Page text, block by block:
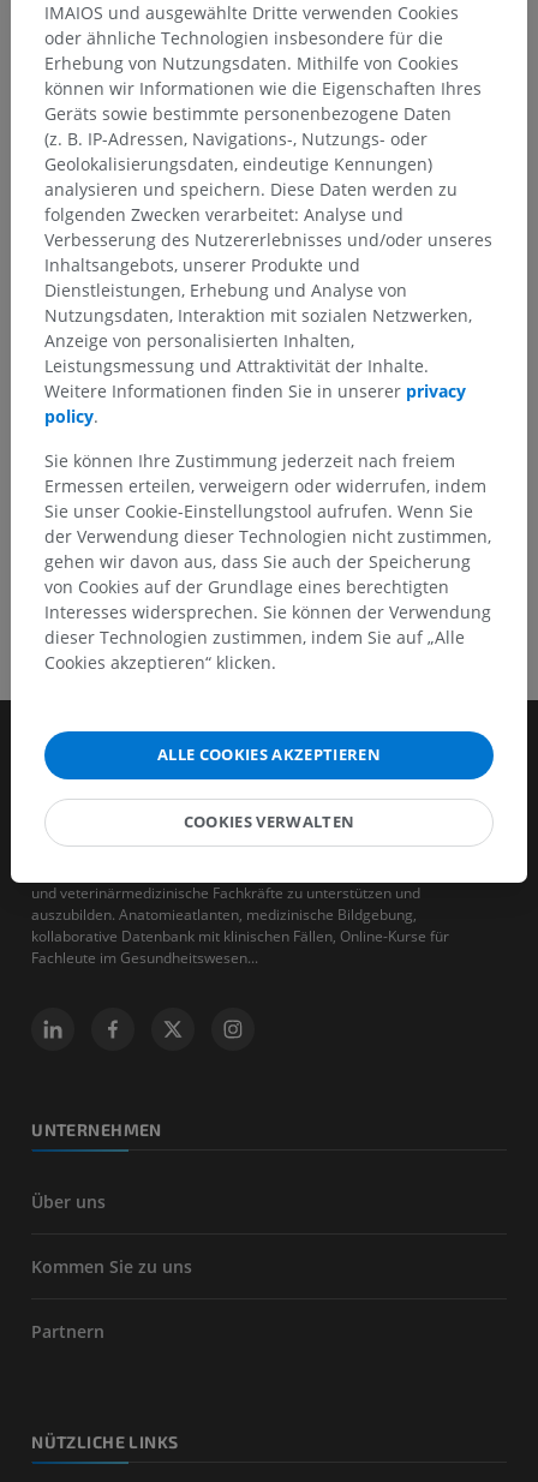
Übersetzungen
Sie haben einen Fehler gefunden?
Sie können gerne eine Berichtigung, Übersetzung oder
inhaltliche Verbesserung vorschlagen.
Ein Problem melden
HOLE SIE SICH DIE APP
und veterinärmedizinische Fachkräfte zu unterstützen und
auszubilden. Anatomieatlanten, medizinische Bildgebung,
kollaborative Datenbank mit klinischen Fällen, Online-Kurse für
Fachleute im Gesundheitswesen...
UNTERNEHMEN
Über uns
Kommen Sie zu uns
Partnern
NÜTZLICHE LINKS
IMAIOS und ausgewählte Dritte verwenden Cookies
oder ähnliche Technologien insbesondere für die
Erhebung von Nutzungsdaten. Mithilfe von Cookies
können wir Informationen wie die Eigenschaften Ihres
Geräts sowie bestimmte personenbezogene Daten
(z. B. IP-Adressen, Navigations-, Nutzungs- oder
Geolokalisierungsdaten, eindeutige Kennungen)
analysieren und speichern. Diese Daten werden zu
folgenden Zwecken verarbeitet: Analyse und
Verbesserung des Nutzererlebnisses und/oder unseres
Inhaltsangebots, unserer Produkte und
Dienstleistungen, Erhebung und Analyse von
Nutzungsdaten, Interaktion mit sozialen Netzwerken,
Anzeige von personalisierten Inhalten,
Leistungsmessung und Attraktivität der Inhalte.
Weitere Informationen finden Sie in unserer privacy
policy.
Sie können Ihre Zustimmung jederzeit nach freiem
Ermessen erteilen, verweigern oder widerrufen, indem
Sie unser Cookie-Einstellungstool aufrufen. Wenn Sie
der Verwendung dieser Technologien nicht zustimmen,
gehen wir davon aus, dass Sie auch der Speicherung
von Cookies auf der Grundlage eines berechtigten
Interesses widersprechen. Sie können der Verwendung
dieser Technologien zustimmen, indem Sie auf „Alle
Cookies akzeptieren“ klicken.
ALLE COOKIES AKZEPTIEREN
COOKIES VERWALTEN